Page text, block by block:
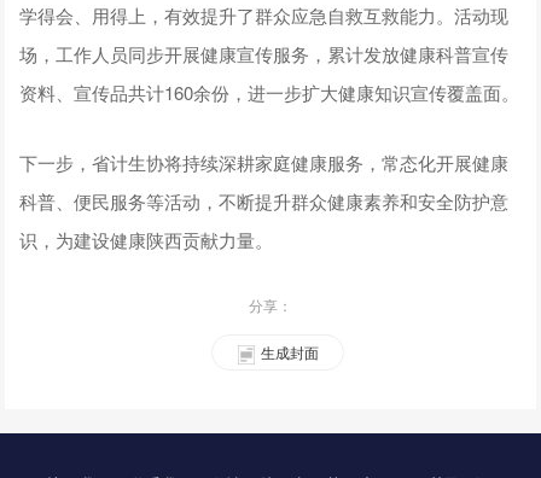
学得会、用得上，有效提升了群众应急自救互救能力。活动现
场，工作人员同步开展健康宣传服务，累计发放健康科普宣传
资料、宣传品共计160余份，进一步扩大健康知识宣传覆盖面。
下一步，省计生协将持续深耕家庭健康服务，常态化开展健康
科普、便民服务等活动，不断提升群众健康素养和安全防护意
识，为建设健康陕西贡献力量。
分享：
生成封面